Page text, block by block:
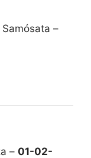
–
– 01-02-